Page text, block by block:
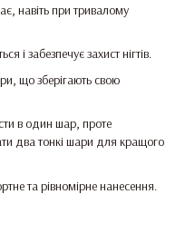
навіть при тривалому
і забезпечує захист нігтів.
що зберігають свою
в один шар, проте
два тонкі шари для кращого
та рівномірне нанесення.